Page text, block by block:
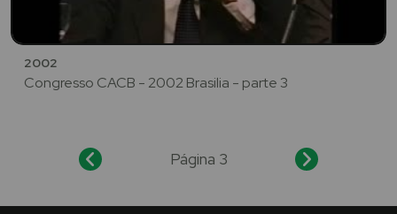
2002
Congresso CACB - 2002 Brasilia - parte 3
Página 3